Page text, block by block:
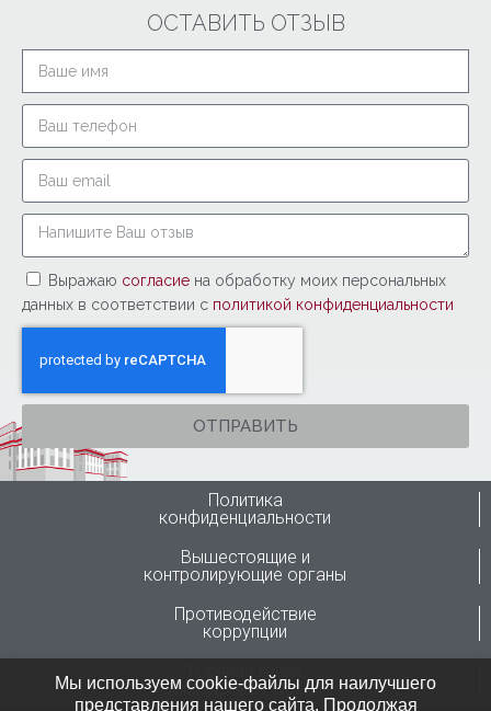
ОСТАВИТЬ ОТЗЫВ
Выражаю согласие на обработку моих персональных
данных в соответствии с политикой конфиденциальности
ОТПРАВИТЬ
Политика
конфиденциальности
Вышестоящие и
контролирующие органы
Противодействие
коррупции
Горячая линия
Минздрава России
Мы используем cookie-файлы для наилучшего
представления нашего сайта. Продолжая